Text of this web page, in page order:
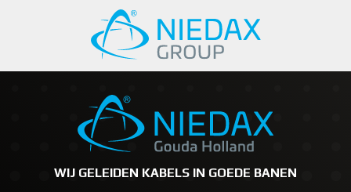
WIJ GELEIDEN KABELS IN GOEDE BANEN